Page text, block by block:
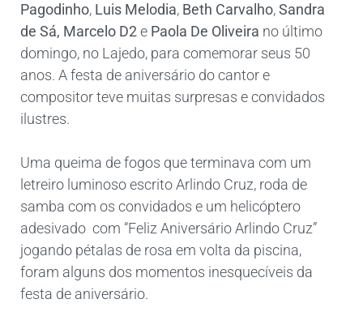
Pagodinho, Luis Melodia, Beth Carvalho,Sandra
de Sá, Marcelo D2e Paola De Oliveira no último
domingo, no Lajedo, para comemorar seus 50
anos. A festa de aniversário do cantor e
compositor teve muitas surpresas e convidados
ilustres.
Uma queima de fogos que terminava com um
letreiro luminoso escrito Arlindo Cruz, roda de
samba com os convidados e um helicóptero
adesivado com “Feliz Aniversário Arlindo Cruz”
jogando pétalas de rosa em volta da piscina,
foram alguns dos momentos inesquecíveis da
festa de aniversário.